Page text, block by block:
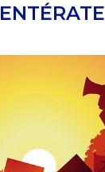
ENTÉRATE